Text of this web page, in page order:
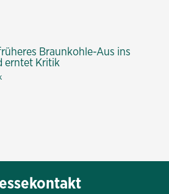
Braunkohle-Aus ins
erntet Kritik